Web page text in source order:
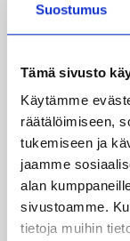
Suostumus
Tämä sivusto
Käytämme
räätälöimiseen,
tukemiseen ja
jaamme
alan
sivustoamme.
tietoja muihin
Naisten I